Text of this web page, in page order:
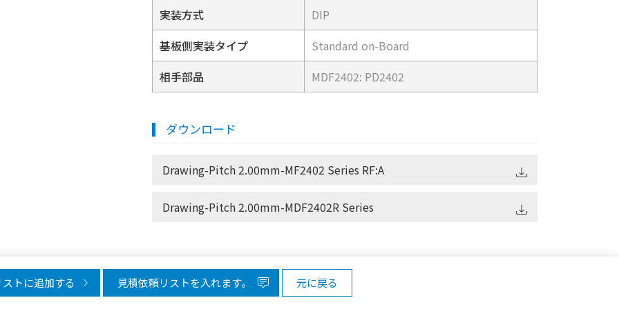
実装方式
DIP
基板側実装タイプ
Standard on-Board
相手部品
MDF2402: PD2402
ダウンロード
Drawing-Pitch 2.00mm-MF2402 Series RF:A
Drawing-Pitch 2.00mm-MDF2402R Series
トに追加する 見積依頼リストを入れます。 元に戻る